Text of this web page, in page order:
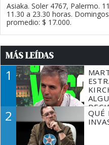
Asiaka. Soler 4767, Palermo.
11.30 a 23.30 horas.
promedio: $ 17.000.
MÁS LEÍDAS
1
2
QUÉ